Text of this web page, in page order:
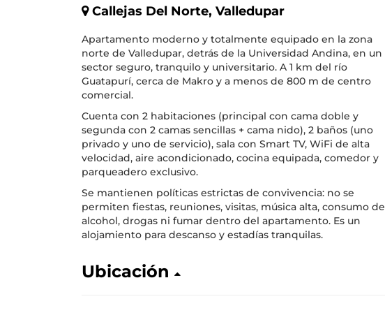
Callejas Del Norte, Valledupar
Apartamento moderno y totalmente equipado en la zona
norte de Valledupar, detrás de la Universidad Andina, en un
sector seguro, tranquilo y universitario. A 1 km del río
Guatapurí, cerca de Makro y a menos de 800 m de centro
comercial.
Cuenta con 2 habitaciones (principal con cama doble y
segunda con 2 camas sencillas + cama nido), 2 baños (uno
privado y uno de servicio), sala con Smart TV, WiFi de alta
velocidad, aire acondicionado, cocina equipada, comedor y
parqueadero exclusivo.
Se mantienen políticas estrictas de convivencia: no se
permiten fiestas, reuniones, visitas, música alta, consumo de
alcohol, drogas ni fumar dentro del apartamento. Es un
alojamiento para descanso y estadías tranquilas.
Ubicación